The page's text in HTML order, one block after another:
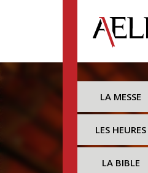
LA MESSE
LES HEURES
LA BIBLE